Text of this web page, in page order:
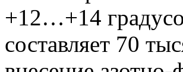
+12…+14
составляет 70